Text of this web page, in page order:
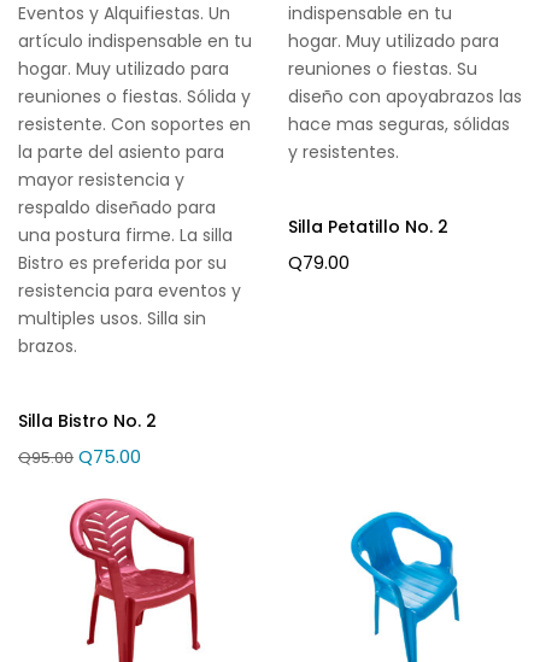
Eventos y Alquifiestas. Un
artículo indispensable en tu
hogar. Muy utilizado para
reuniones o fiestas. Sólida y
resistente. Con soportes en
la parte del asiento para
mayor resistencia y
respaldo diseñado para
una postura firme. La silla
Bistro es preferida por su
resistencia para eventos y
multiples usos. Silla sin
brazos.
Silla Bistro No. 2
Q95.00 Q75.00
indispensable en tu
hogar. Muy utilizado para
reuniones o fiestas. Su
diseño con apoyabrazos las
hace mas seguras, sólidas
y resistentes.
Silla Petatillo No. 2
Q79.00